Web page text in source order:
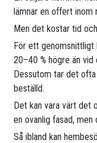
lämnar en offert inom
Men det kostar tid
För ett genomsnittligt
20–40 % högre än vid
Dessutom tar det
beställd.
Det kan vara värt det
en ovanlig fasad,
Så ibland kan